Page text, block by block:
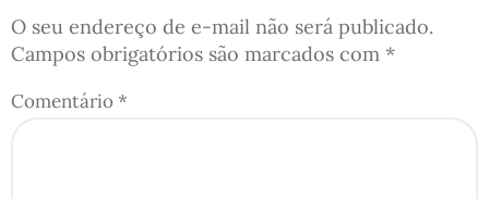
O seu endereço de e-mail não será publicado.
Campos obrigatórios são marcados com *
Comentário*